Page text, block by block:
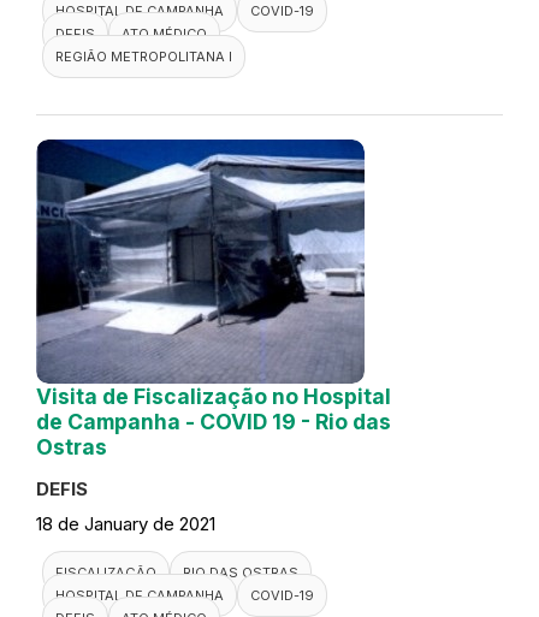
HOSPITAL DE CAMPANHA
COVID-19
DEFIS
ATO MÉDICO
REGIÃO METROPOLITANA I
Visita de Fiscalização no Hospital
de Campanha - COVID 19 - Rio das
Ostras
DEFIS
18 de January de 2021
FISCALIZAÇÃO
RIO DAS OSTRAS
HOSPITAL DE CAMPANHA
COVID-19